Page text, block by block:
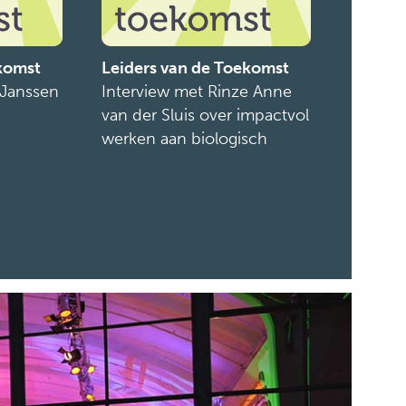
Leiders van de Toekomst
Interview met Rinze Anne
van der Sluis over impactvol
werken aan biologisch